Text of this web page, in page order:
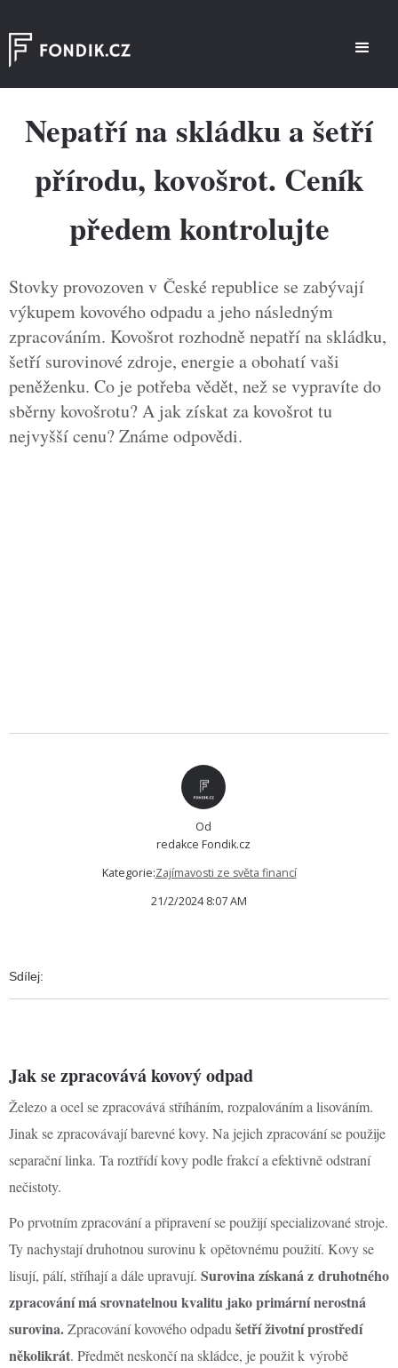
Nepatří na skládku a šetří
přírodu, kovošrot. Ceník
předem kontrolujte
Stovky provozoven v České republice se zabývají
výkupem kovového odpadu a jeho následným
zpracováním. Kovošrot rozhodně nepatří na skládku,
šetří surovinové zdroje, energie a obohatí vaši
peněženku. Co je potřeba vědět, než se vypravíte do
sběrny kovošrotu? A jak získat za kovošrot tu
nejvyšší cenu? Známe odpovědi.
Od
redakce Fondik.cz
Kategorie:Zajímavosti ze světa financí
21/2/2024 8:07 AM
Sdílej:
Jak se zpracovává kovový odpad
Železo a ocel se zpracovává stříháním, rozpalováním a lisováním.
Jinak se zpracovávají barevné kovy. Na jejich zpracování se použije
separační linka. Ta roztřídí kovy podle frakcí a efektivně odstraní
nečistoty.
Po prvotním zpracování a připravení se použijí specializované stroje.
Ty nachystají druhotnou surovinu k opětovnému použití. Kovy se
lisují, pálí, stříhají a dále upravují. Surovina získaná z druhotného
zpracování má srovnatelnou kvalitu jako primární nerostná
surovina.Zpracování kovového odpadu šetří životní prostředí
několikrát. Předmět neskončí na skládce, je použit k výrobě